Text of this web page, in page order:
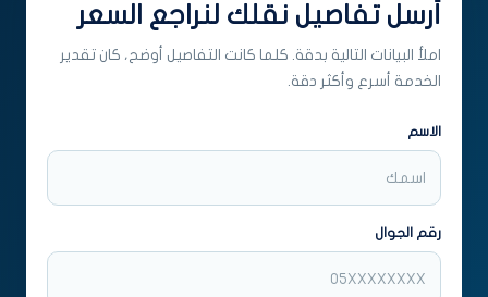
أرسل تفاصيل نقلك لنراجع السعر
املأ البيانات التالية بدقة. كلما كانت التفاصيل أوضح، كان تقدير
الخدمة أسرع وأكثر دقة.
الاسم
رقم الجوال
Alternative: